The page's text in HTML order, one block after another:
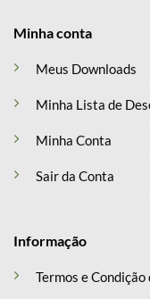
Minha conta
Meus Downloads
Minha Lista de
Minha Conta
Sair da Conta
Informação
Termos e Condição